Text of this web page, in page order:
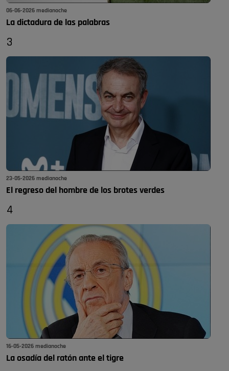
06-06-2026 medianoche
La dictadura de las palabras
3
23-05-2026 medianoche
El regreso del hombre de los brotes verdes
4
16-05-2026 medianoche
La osadía del ratón ante el tigre